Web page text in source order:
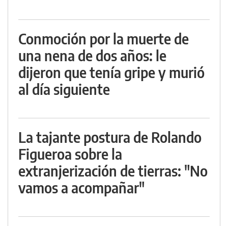
Conmoción por la muerte de
una nena de dos años: le
dijeron que tenía gripe y murió
al día siguiente
La tajante postura de Rolando
Figueroa sobre la
extranjerización de tierras: "No
vamos a acompañar"